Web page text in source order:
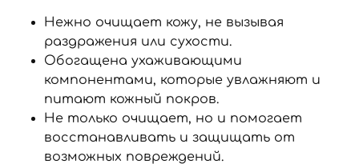
Нежно очищает кожу, не вызывая
раздражения или сухости.
Обогащена ухаживающими
компонентами, которые увлажняют и
питают кожный покров.
Не только очищает, но и помогает
восстанавливать и защищать от
возможных повреждений.